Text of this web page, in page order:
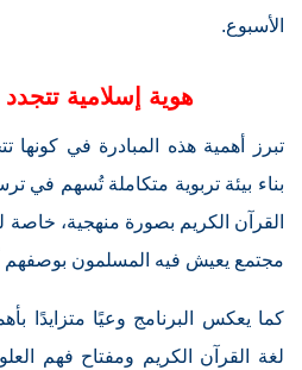
الأسبوع.
هوية إسلامية تتجدد
تبرز أهمية هذه المبادرة في كونها
بناء بيئة تربوية متكاملة تُسهم في
القرآن الكريم بصورة منهجية،
مجتمع يعيش فيه المسلمون بوصفهم
كما يعكس البرنامج وعيًا متزايدًا
لغة القرآن الكريم ومفتاح فهم